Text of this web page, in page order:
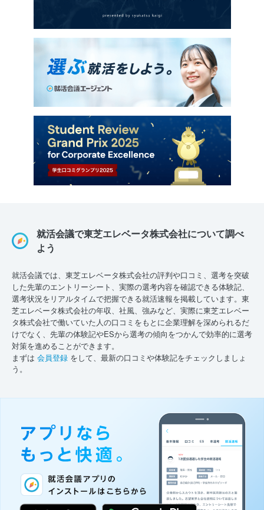
就活会議で東芝エレベータ株式会社について調べ
よう
就活会議では、東芝エレベータ株式会社の評判や口コミ、選考を突破
した先輩のエントリーシート、実際の選考内容を確認できる体験記、
選考状況をリアルタイムで把握できる就活速報を掲載しています。東
芝エレベータ株式会社の年収、社風、強みなど、実際に東芝エレベー
タ株式会社で働いていた人の口コミをもとに企業理解を深められるだ
けでなく、先輩の体験記やESから選考の傾向をつかんで効率的に選考
対策を進めることができます。
まずは 会員登録 をして、最新の口コミや体験記をチェックしましょ
う。